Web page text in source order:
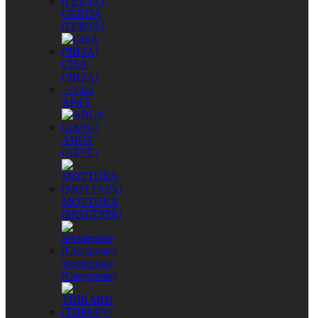
GERDA
(ГЕРДА)
CISA
(ЧИЗА)
- Cisa
AP4 S
ABUS
(АБУС)
MОTTURA
(МОТТУРА)
Securemme
(Секуриме)